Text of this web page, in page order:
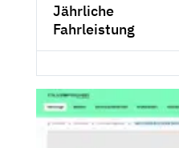
Jährliche
Fahrleistung